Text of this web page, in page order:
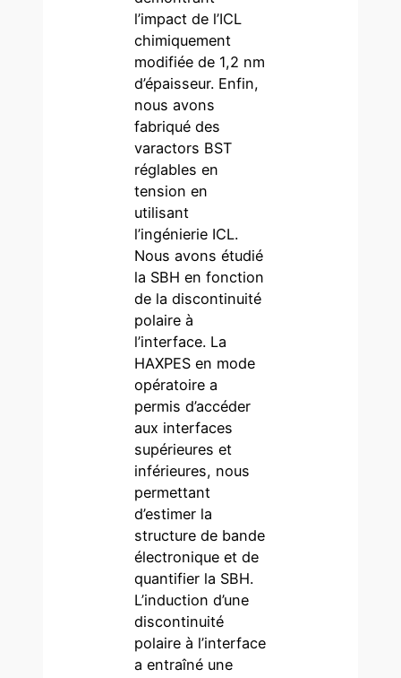
l’impact de l’ICL
chimiquement
modifiée de 1,2 nm
d’épaisseur. Enfin,
nous avons
fabriqué des
varactors BST
réglables en
tension en
utilisant
l’ingénierie ICL.
Nous avons étudié
la SBH en fonction
de la discontinuité
polaire à
l’interface. La
HAXPES en mode
opératoire a
permis d’accéder
aux interfaces
supérieures et
inférieures, nous
permettant
d’estimer la
structure de bande
électronique et de
quantifier la SBH.
L’induction d’une
discontinuité
polaire à l’interface
a entraîné une